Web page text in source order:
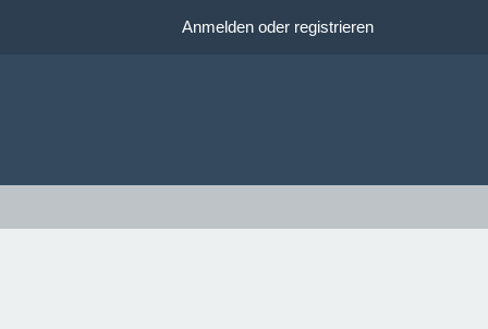
Anmelden oder registrieren